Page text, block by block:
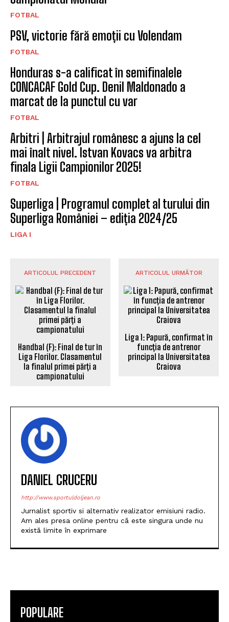
FOTBAL
PSV, victorie fără emoții cu Volendam
FOTBAL
Honduras s-a calificat în semifinalele
CONCACAF Gold Cup. Denil Maldonado a
marcat de la punctul cu var
FOTBAL
Arbitri | Arbitrajul românesc a ajuns la cel
mai înalt nivel. Istvan Kovacs va arbitra
finala Ligii Campionilor 2025!
FOTBAL
Superliga | Programul complet al turului din
Superliga României – ediția 2024/25
LIGA I
ARTICOLUL PRECEDENT
Handbal (F): Final de tur în
Liga Florilor. Clasamentul
la finalul primei părți a
campionatului
ARTICOLUL URMĂTOR
Liga 1: Papură, confirmat în
funcția de antrenor
principal la Universitatea
Craiova
DANIEL CRUCERU
http://www.sportuldoljean.ro
Jurnalist sportiv si alternativ realizator emisiuni radio.
Am ales presa online pentru că este singura unde nu
există limite în exprimare
POPULARE